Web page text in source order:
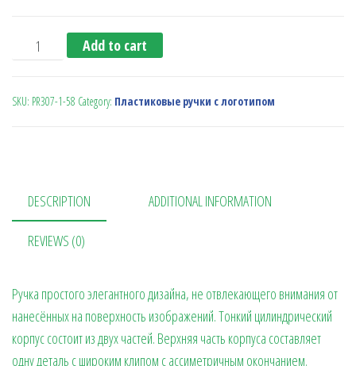
Ручка с поворотн. механизмом PR307-1 бел.-бел.-
Add to cart
SKU: PR307-1-58 Category: Пластиковые ручки с логотипом
DESCRIPTION ADDITIONAL INFORMATION
REVIEWS (0)
Ручка простого элегантного дизайна, не отвлекающего внимания от
нанесённых на поверхность изображений. Тонкий цилиндрический
корпус состоит из двух частей. Верхняя часть корпуса составляет
одну деталь с широким клипом с ассиметричным окончанием.